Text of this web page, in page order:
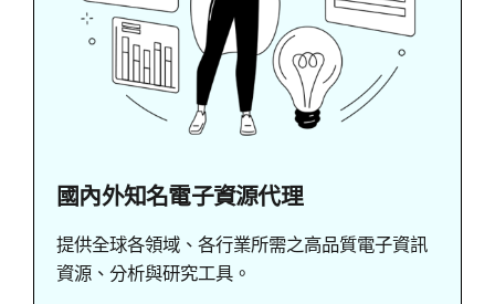
國內外知名電子資源代理
提供全球各領域、各行業所需之高品質電子資訊
資源、分析與研究工具。